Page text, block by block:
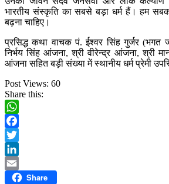
भारतीय संस्कृति का सबसे बड़ा धर्म हैं। हम
बढ़ना चाहिए।
प्रसिद्ध कथा वाचक पं. ईश्वर सिंह गुर्जर (भगत
निर्भय सिंह आंजना, श्री वीरेन्द्र आंजना, श्री
आंजना सहित बड़ी संख्या में स्थानीय धर्म प्रेमी
Post Views: 60
Share this:
WhatsApp
Facebook
Twitter
LinkedIn
Email Share